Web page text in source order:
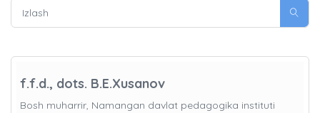
f.f.d., dots. B.E.Xusanov
Bosh muharrir, Namangan davlat pedagogika instituti